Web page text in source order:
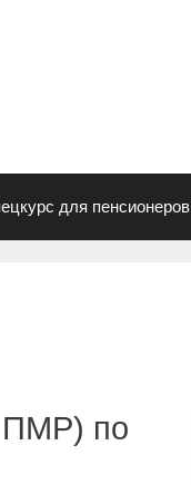
для пенсионеров
ПМР) по